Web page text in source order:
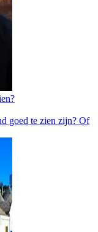
goed te zien zijn? Of